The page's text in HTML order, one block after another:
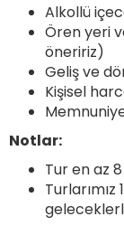
Alkollü
Ören yeri
öneririz)
Geliş ve
Kişisel
Notlar:
Tur en az
Turlarımız